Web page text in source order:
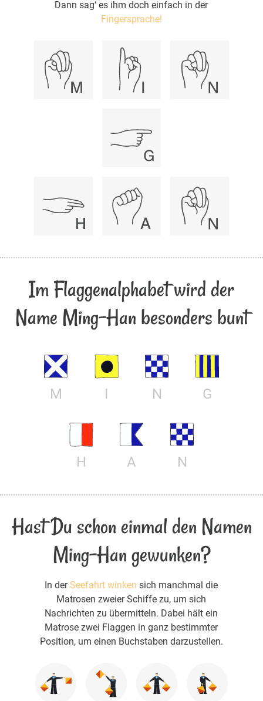
Dann sag‘ es ihm doch einfach in der
Fingersprache!
Im Flaggenalphabet wird der
Name Ming-Han besonders bunt
M I N G
H A N
Hast Du schon einmal den Namen
Ming-Han gewunken?
In derSeefahrt winken sich manchmal die
Matrosen zweier Schiffe zu, um sich
Nachrichten zu übermitteln. Dabei hält ein
Matrose zwei Flaggen in ganz bestimmter
Position, um einen Buchstaben darzustellen.